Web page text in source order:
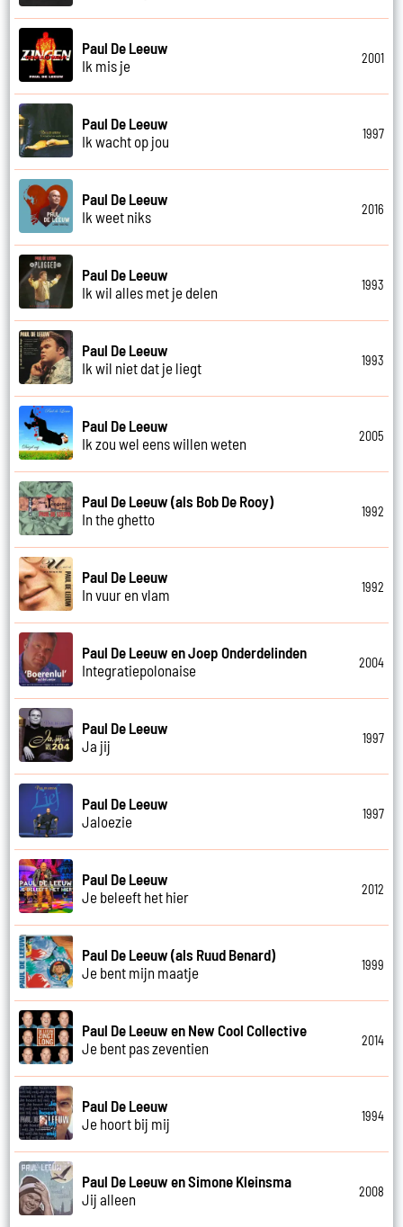
Paul De Leeuw
Ik mis je
2001
Paul De Leeuw
Ik wacht op jou
1997
Paul De Leeuw
Ik weet niks
2016
Paul De Leeuw
Ik wil alles met je delen
1993
Paul De Leeuw
Ik wil niet dat je liegt
1993
Paul De Leeuw
Ik zou wel eens willen weten
2005
Paul De Leeuw (als Bob De Rooy)
In the ghetto
1992
Paul De Leeuw
In vuur en vlam
1992
Paul De Leeuw en Joep Onderdelinden
Integratiepolonaise
2004
Paul De Leeuw
Ja jij
1997
Paul De Leeuw
Jaloezie
1997
Paul De Leeuw
Je beleeft het hier
2012
Paul De Leeuw (als Ruud Benard)
Je bent mijn maatje
1999
Paul De Leeuw en New Cool Collective
Je bent pas zeventien
2014
Paul De Leeuw
Je hoort bij mij
1994
Paul De Leeuw en Simone Kleinsma
Jij alleen
2008